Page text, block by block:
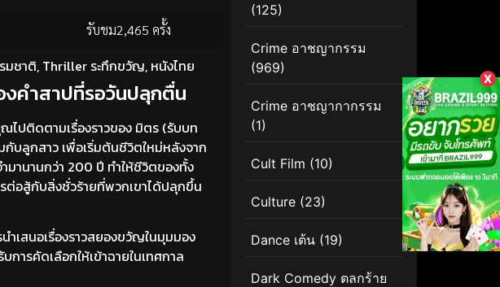
รับชม2,465 ครั้ง
มชาติ, Thriller ระทึกขวัญ, หนังไทย
งคำสาปที่รอวันปลุกตื่น
ปติดตามเรื่องราวของ มิตร (รับบท
กับลูกสาว เพื่อเริ่มต้นชีวิตใหม่หลังจาก
มานานกว่า 200 ปี ทำให้ชีวิตของทั้ง
ต่อสู้กับสิ่งชั่วร้ายที่พวกเขาได้ปลุกขึ้น
เสนอเรื่องราวสยองขวัญในมุมมอง
ารคัดเลือกให้เข้าฉายในเทศกาล
(125)
Crime อาชญากรรม
(969)
Crime อาชญากากรรม
(1)
Cult Film (10)
Culture (23)
Dance เต้น (19)
Dark Comedy ตลกร้าย
X